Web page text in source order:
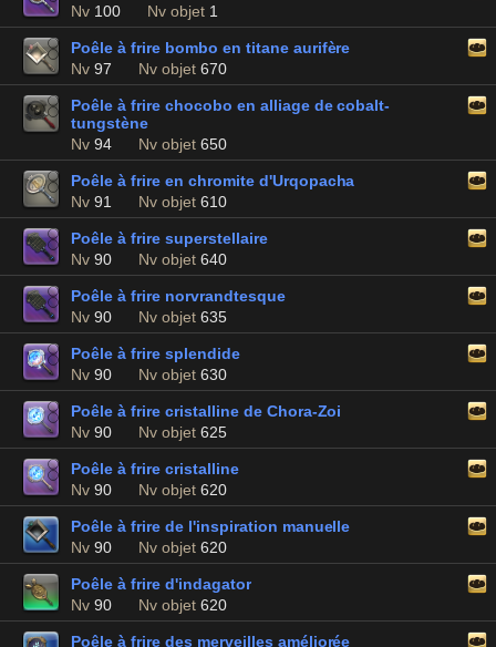
Nv 100 Nv objet 1
Poêle à frire bombo en titane aurifère
Nv 97 Nv objet 670
Poêle à frire chocobo en alliage de cobalt-
tungstène
Nv 94 Nv objet 650
Poêle à frire en chromite d'Urqopacha
Nv 91 Nv objet 610
Poêle à frire superstellaire
Nv 90 Nv objet 640
Poêle à frire norvrandtesque
Nv 90 Nv objet 635
Poêle à frire splendide
Nv 90 Nv objet 630
Poêle à frire cristalline de Chora-Zoi
Nv 90 Nv objet 625
Poêle à frire cristalline
Nv 90 Nv objet 620
Poêle à frire de l'inspiration manuelle
Nv 90 Nv objet 620
Poêle à frire d'indagator
Nv 90 Nv objet 620
Poêle à frire des merveilles améliorée